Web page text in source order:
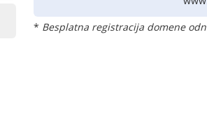
* Besplatna registracija domene